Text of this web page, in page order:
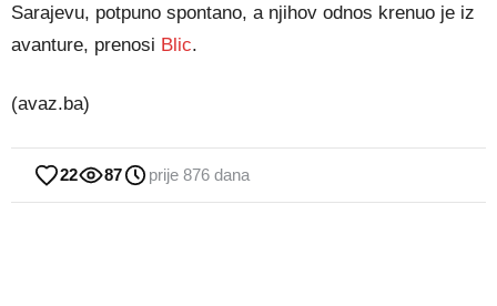
Sarajevu, potpuno spontano, a njihov odnos krenuo je iz
avanture, prenosi Blic.
(avaz.ba)
22 87 prije 876 dana